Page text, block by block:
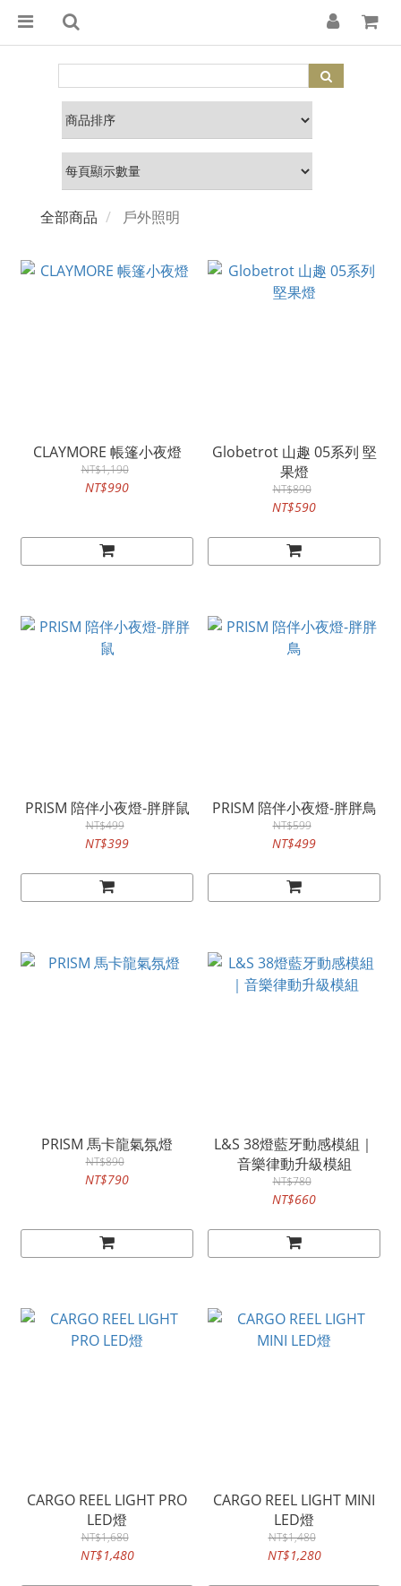
全部商品 戶外照明
CLAYMORE 帳篷小夜燈
NT$1,190
NT$990
Globetrot 山趣 05系列 堅
果燈
NT$890
NT$590
PRISM 陪伴小夜燈-胖胖鼠
NT$499
NT$399
PRISM 陪伴小夜燈-胖胖鳥
NT$599
NT$499
PRISM 馬卡龍氣氛燈
NT$890
NT$790
L&S 38燈藍牙動感模組｜
音樂律動升級模組
NT$780
NT$660
CARGO REEL LIGHT PRO
LED燈
NT$1,680
NT$1,480
CARGO REEL LIGHT MINI
LED燈
NT$1,480
NT$1,280